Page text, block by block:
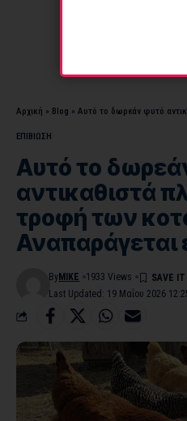
Αρχική » Blog » Αυτό το δωρεάν φυτό αντικαθιστά
ΕΠΙΒΙΩΣΗ
Αυτό το
αντικαθιστά
τροφή των
Αναπαράγεται
Last Updated: 19 Μαΐου 2026
By MIKE 1933 Views